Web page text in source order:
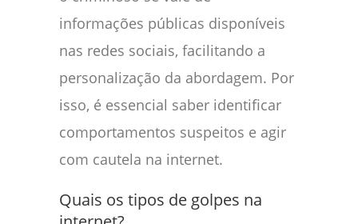
informações públicas disponíveis
nas redes sociais, facilitando a
personalização da abordagem. Por
isso, é essencial saber identificar
comportamentos suspeitos e agir
com cautela na internet.
Quais os tipos de golpes na